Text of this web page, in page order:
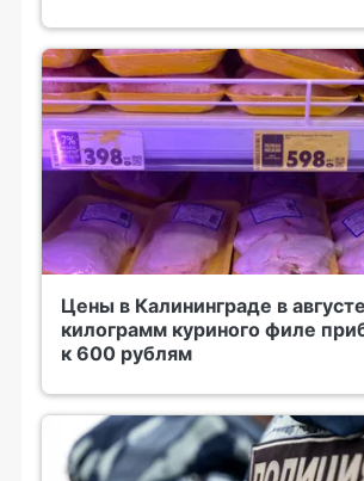
Цены в Калининграде в
килограмм куриного филе
к 600 рублям